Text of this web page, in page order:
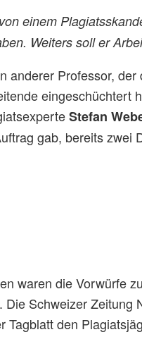
einem
Weiters soll er
anderer Professor,
eingeschüchtert
Stefan
gab, bereits
waren die Vorwürfe
Die Schweizer
Tagblatt den